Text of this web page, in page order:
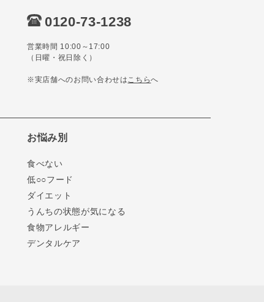
0120-73-1238
営業時間 10:00～17:00
（日曜・祝日除く）
※実店舗へのお問い合わせはこちらへ
お悩み別
食べない
低○○フード
ダイエット
うんちの状態が気になる
食物アレルギー
デンタルケア